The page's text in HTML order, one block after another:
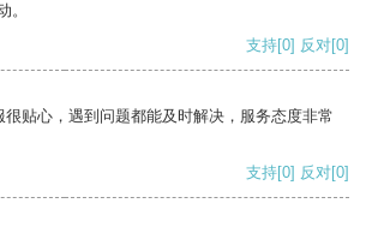
。
支持[0] 反对[0]
很贴心，遇到问题都能及时解决，服务态度非常
支持[0] 反对[0]